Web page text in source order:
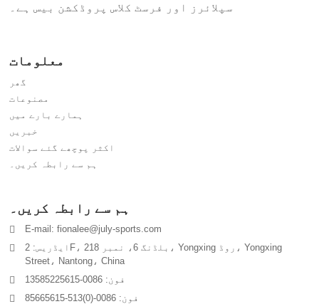
سپلائرز اور فرسٹ کلاس پروڈکشن بیس ہے۔
معلومات
گھر
مصنوعات
ہمارے بارے میں
خبریں
اکثر پوچھے گئے سوالات
ہم سے رابطہ کریں۔
ہم سے رابطہ کریں۔
E-mail: fionalee@july-sports.com
ایڈریس: 2F، بلڈنگ 6، نمبر 218، Yongxing روڈ، Yongxing
Street، Nantong، China
فون: 0086-13585225615
فون: 0086-(0)513-85665615